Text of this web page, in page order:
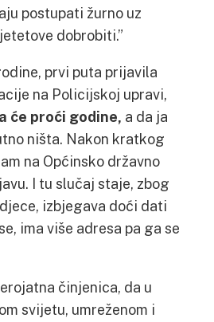
postupati žurno uz
dobrobiti.”
prvi puta prijavila
na Policijskoj upravi,
će proći godine, a da ja
ništa. Nakon kratkog
na Općinsko državno
I tu slučaj staje, zbog
izbjegava doći dati
ima više adresa pa ga se
činjenica, da u
svijetu, umreženom i